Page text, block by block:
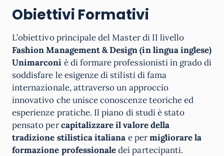
Obiettivi Formativi
L’obiettivo principale del Master di II livello
Fashion Management & Design (in lingua inglese)
Unimarconi è di formare professionisti in grado di
soddisfare le esigenze di stilisti di fama
internazionale, attraverso un approccio
innovativo che unisce conoscenze teoriche ed
esperienze pratiche. Il piano di studi è stato
pensato percapitalizzare il valore della
tradizione stilistica italiana e permigliorare la
formazione professionaledei partecipanti.